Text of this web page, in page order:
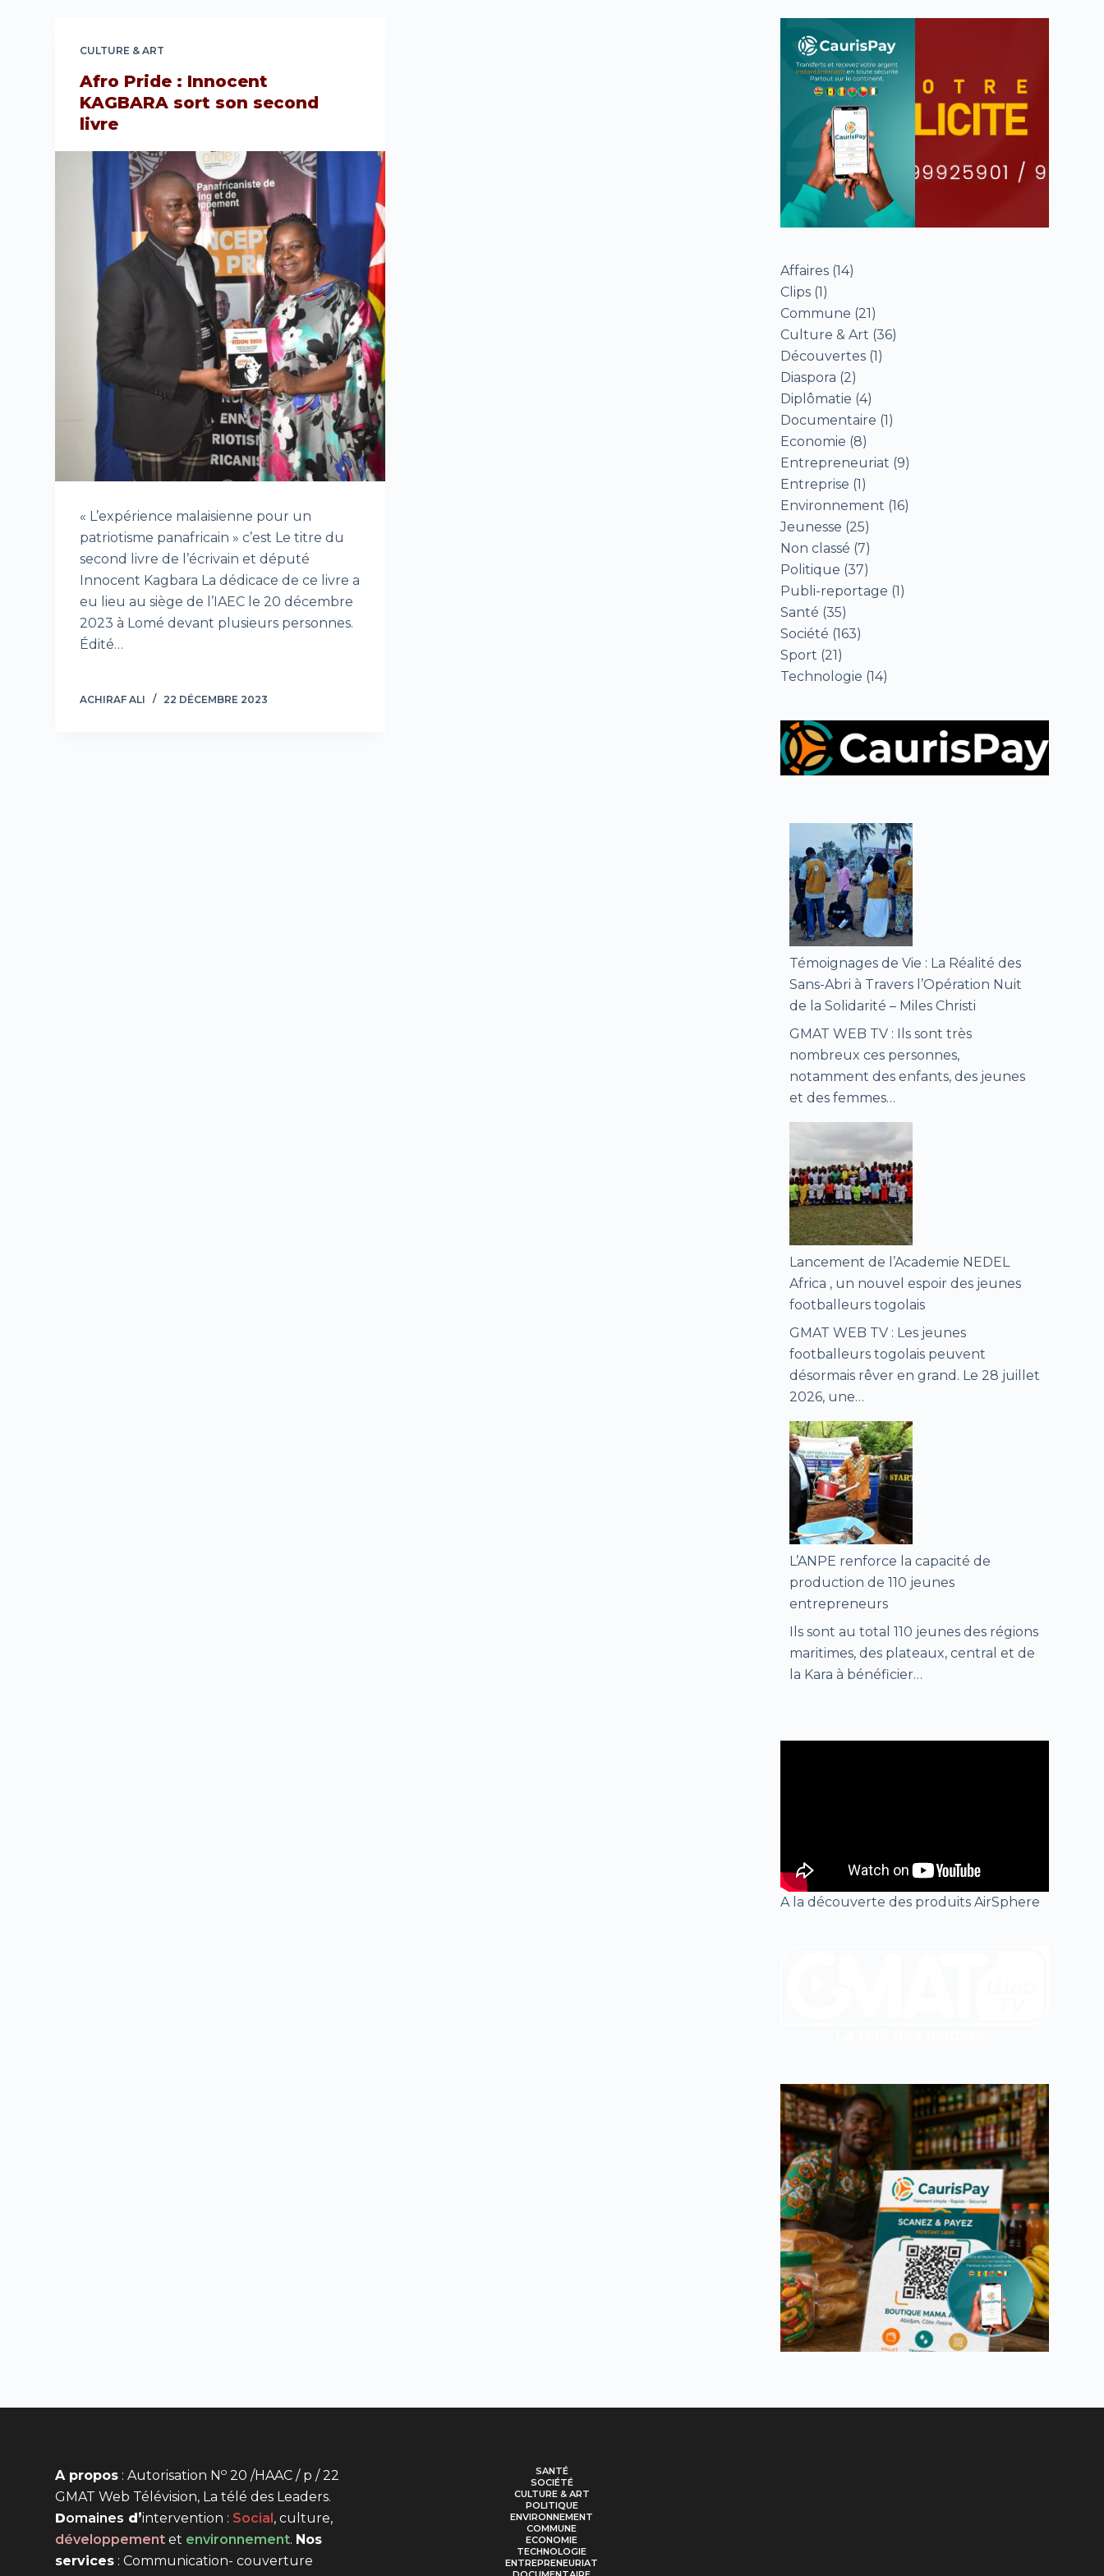
CULTURE & ART
Afro Pride : Innocent
KAGBARA sort son second
livre
« L’expérience malaisienne pour un
patriotisme panafricain » c’est Le titre du
second livre de l’écrivain et député
Innocent Kagbara La dédicace de ce livre a
eu lieu au siège de l’IAEC le 20 décembre
2023 à Lomé devant plusieurs personnes.
Édité…
ACHIRAF ALI 22 DÉCEMBRE 2023
Affaires (14)
Clips (1)
Commune (21)
Culture & Art (36)
Découvertes (1)
Diaspora (2)
Diplômatie (4)
Documentaire (1)
Economie (8)
Entrepreneuriat (9)
Entreprise (1)
Environnement (16)
Jeunesse (25)
Non classé (7)
Politique (37)
Publi-reportage (1)
Santé (35)
Société (163)
Sport (21)
Technologie (14)
Témoignages de Vie : La Réalité des
Sans-Abri à Travers l’Opération Nuit
de la Solidarité – Miles Christi
GMAT WEB TV : Ils sont très
nombreux ces personnes,
notamment des enfants, des jeunes
et des femmes…
Lancement de l’Academie NEDEL
Africa , un nouvel espoir des jeunes
footballeurs togolais
GMAT WEB TV : Les jeunes
footballeurs togolais peuvent
désormais rêver en grand. Le 28 juillet
2026, une…
L’ANPE renforce la capacité de
production de 110 jeunes
entrepreneurs
Ils sont au total 110 jeunes des régions
maritimes, des plateaux, central et de
la Kara à bénéficier…
A la découverte des produits AirSphere
A propos : Autorisation No 20 /HAAC / p / 22
GMAT Web Télévision, La télé des Leaders.
Domaines d’intervention : Social , culture,
développement et environnement. Nos
services : Communication- couverture
SANTÉ
SOCIÉTÉ
CULTURE & ART
POLITIQUE
ENVIRONNEMENT
COMMUNE
ECONOMIE
TECHNOLOGIE
ENTREPRENEURIAT